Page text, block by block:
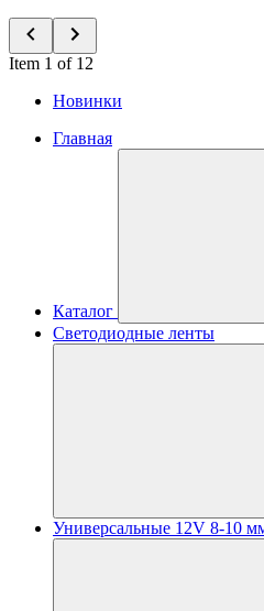
Item 1 of 12
Новинки
Главная
Каталог
Светодиодные ленты
Универсальные 12V 8-10